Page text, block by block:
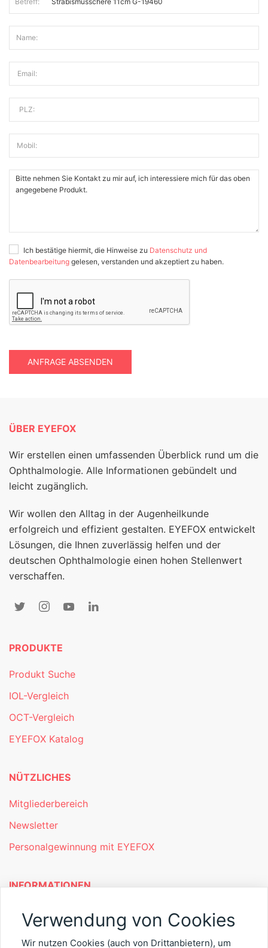
Name:
Email:
PLZ:
Mobil:
Ich bestätige hiermit, die Hinweise zu Datenschutz und
Datenbearbeitung gelesen, verstanden und akzeptiert zu haben.
ANFRAGE ABSENDEN
ÜBER EYEFOX
Wir erstellen einen umfassenden Überblick rund um die
Ophthalmologie. Alle Informationen gebündelt und
leicht zugänglich.
Wir wollen den Alltag in der Augenheilkunde
erfolgreich und effizient gestalten. EYEFOX entwickelt
Lösungen, die Ihnen zuverlässig helfen und der
deutschen Ophthalmologie einen hohen Stellenwert
verschaffen.
PRODUKTE
Produkt Suche
IOL-Vergleich
OCT-Vergleich
EYEFOX Katalog
NÜTZLICHES
Mitgliederbereich
Newsletter
Personalgewinnung mit EYEFOX
INFORMATIONEN
Was ist EYEFOX – Ihre Möglichkeiten
Verwendung von Cookies
Wir nutzen Cookies (auch von Drittanbietern), um